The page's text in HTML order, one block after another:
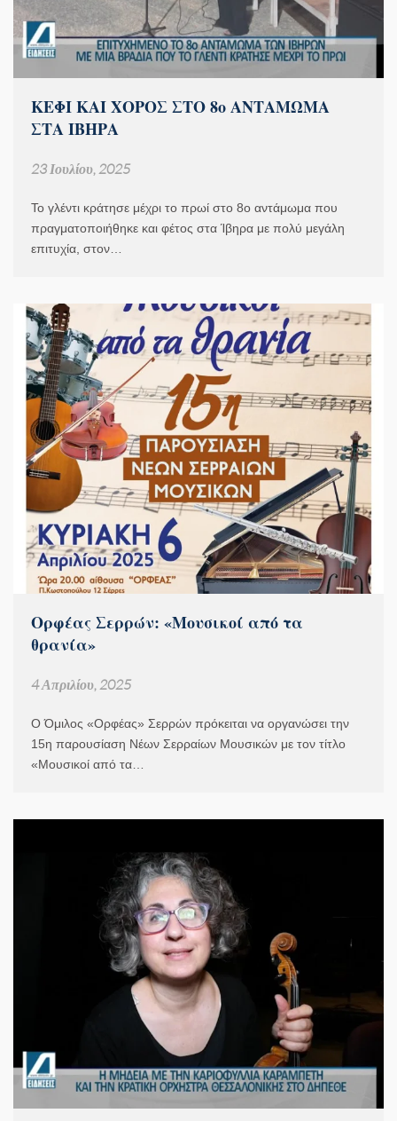
ΚΕΦΙ ΚΑΙ ΧΟΡΟΣ ΣΤΟ 8ο ΑΝΤΑΜΩΜΑ
ΣΤΑ ΙΒΗΡΑ
23 Ιουλίου, 2025
Το γλέντι κράτησε μέχρι το πρωί στο 8ο αντάμωμα που
πραγματοποιήθηκε και φέτος στα Ίβηρα με πολύ μεγάλη
επιτυχία, στον…
Ορφέας Σερρών: «Μουσικοί από τα
θρανία»
4 Απριλίου, 2025
Ο Όμιλος «Ορφέας» Σερρών πρόκειται να οργανώσει την
15η παρουσίαση Νέων Σερραίων Μουσικών με τον τίτλο
«Μουσικοί από τα…